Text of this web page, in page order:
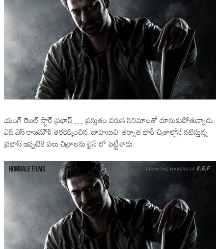
యంగ్ రెబల్ స్టార్ ప్రభాస్ … ప్రస్తుతం వరుస సినిమాలతో దూసుకుపోతున్నాడు.
ఎస్ ఎస్ రాజమౌళి తెరకెక్కించిన ‘బాహుబలి’ తర్వాత భారీ చిత్రాల్లోనే నటిస్తున్న
ప్రభాస్ ఇప్పటికే పలు చిత్రాలను లైన్ ‌లో పెట్టేశాడు.